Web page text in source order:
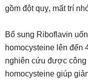
gồm đột quỵ, mất trí
Bổ sung Riboflavin
homocysteine ​​lên đến
nghiên cứu được công
homocysteine ​​giúp